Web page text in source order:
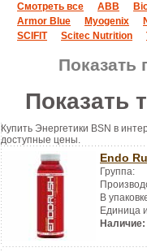
Смотреть все ABB
Armor Blue
Myogenix
SCIFIT
Scitec Nutrition
Показать
Показать
Купить Энергетики BSN в
доступные цены.
Endo
Группа:
В
Единица
Наличие: